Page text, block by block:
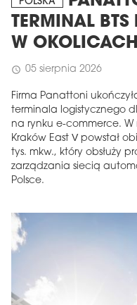
TERMINAL
W
schedule 05 sierpnia 2026
Firma Panattoni
terminala logistycznego
na rynku e-commerce.
Kraków East V powstał
tys. mkw., który obsłuży
zarządzania siecią
Polsce.